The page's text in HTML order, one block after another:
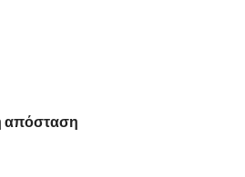
απόσταση